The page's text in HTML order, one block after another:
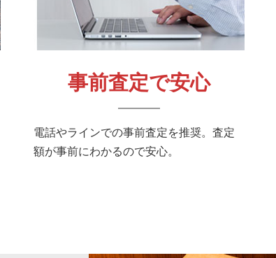
事前査定で安心
電話やラインでの事前査定を推奨。査定
額が事前にわかるので安心。